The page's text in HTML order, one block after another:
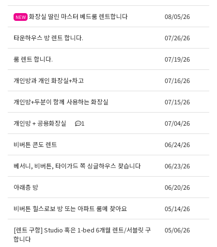
NEW 화장실 딸린 마스터 베드룸 렌트합니다 08/05/26
타운하우스 방 렌트 합니다. 07/26/26
룸 렌트 합니다. 07/19/26
개인방과 개인 화장실+차고 07/16/26
개인방+두분이 함께 사용하는 화장실 07/15/26
개인방 + 공용화장실 1 07/04/26
비버튼 콘도 렌트 06/24/26
베서니, 비버튼, 타이가드 쪽 싱글하우스 찾습니다 06/23/26
아래층 방 06/20/26
비버튼 힐스로보 방 또는 아파트 룸메 찾아요 05/14/26
[렌트 구함] Studio 혹은 1-bed 6개월 렌트/서블릿 구
합니다
05/06/26